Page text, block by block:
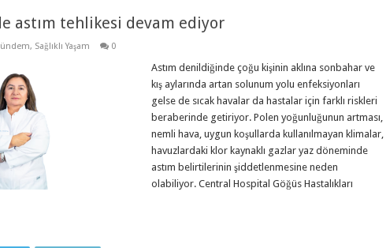
astım tehlikesi devam ediyor
, Sağlıklı Yaşam 0
Astım denildiğinde çoğu kişinin aklına sonbahar ve
kış aylarında artan solunum yolu enfeksiyonları
gelse de sıcak havalar da hastalar için farklı riskleri
beraberinde getiriyor. Polen yoğunluğunun artması,
nemli hava, uygun koşullarda kullanılmayan klimalar,
havuzlardaki klor kaynaklı gazlar yaz döneminde
astım belirtilerinin şiddetlenmesine neden
olabiliyor. Central Hospital Göğüs Hastalıkları